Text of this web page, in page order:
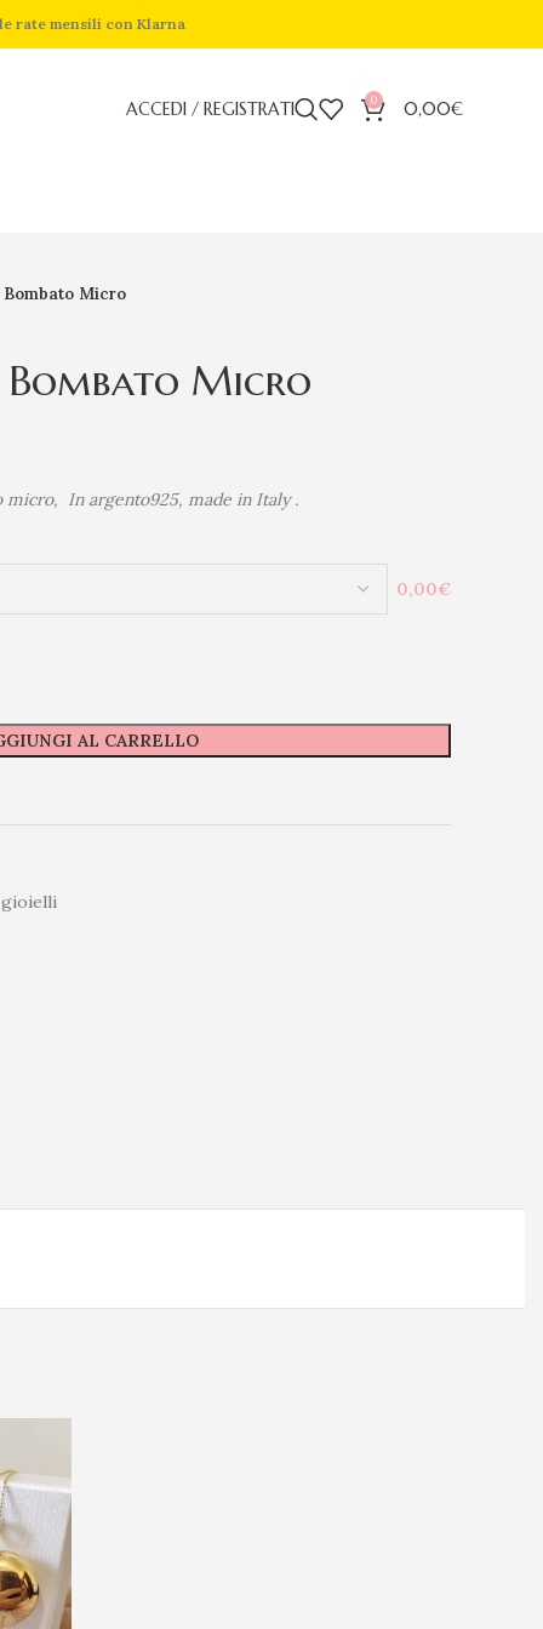
rate mensili con Klarna
ACCEDI / REGISTRATI 0 0,00€
Micro
Micro
micro, In argento925, made in Italy .
0,00€
AL CARRELLO
gioielli